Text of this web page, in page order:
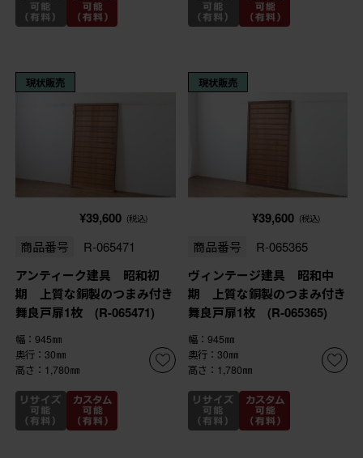
現状販売
¥39,600 (税込)
商品番号 R-065471
アンティーク建具 昭和初
期 上質な銅製のつまみ付き
舞良戸扉1枚 (R-065471)
幅：945㎜
奥行：30㎜
高さ：1,780㎜
現状販売
¥39,600 (税込)
商品番号 R-065365
ヴィンテージ建具 昭和中
期 上質な銅製のつまみ付き
舞良戸扉1枚 (R-065365)
幅：945㎜
奥行：30㎜
高さ：1,780㎜